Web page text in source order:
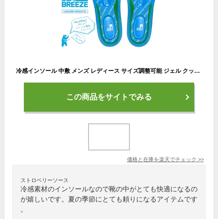
冷感インソール 中敷 メンズ レディース サイズ調整可能 ジェル クッション 清涼感 ひんやり 夏用 男性用 女性用 男女兼用 シーブリーズ SEA BREEZE COOLMAX 冷感 インソール 父の日
この商品をサイトでみる
価格と在庫を楽天でチェック >>
ストロベリーソース
冷感素材のインソールなので靴の中がとても快適になるの
が嬉しいです。夏の季節にとても頼りになるアイテムです
。